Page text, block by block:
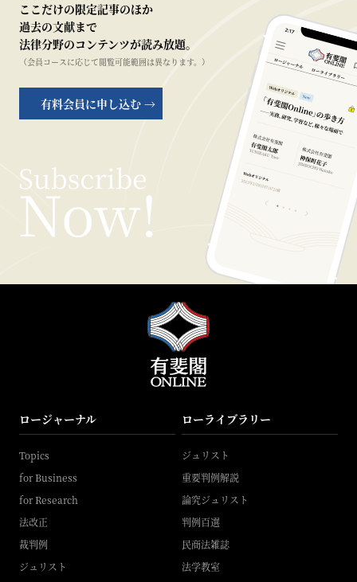
ここだけの限定記事のほか
過去の文献まで
法律分野のコンテンツが読み放題。
（会員コースに応じて閲覧可能範囲は異なります。）
有料会員に申し込む →
ロージャーナル
Topics
for Business
for Research
法改正
裁判例
ジュリスト
ローライブラリー
ジュリスト
重要判例解説
論究ジュリスト
判例百選
民商法雑誌
法学教室